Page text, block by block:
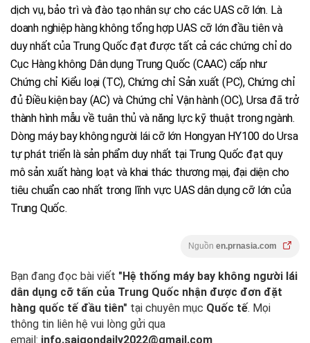
dịch vụ, bảo trì và đào tạo nhân sự cho các UAS cỡ lớn. Là
doanh nghiệp hàng không tổng hợp UAS cỡ lớn đầu tiên và
duy nhất của Trung Quốc đạt được tất cả các chứng chỉ do
Cục Hàng không Dân dụng Trung Quốc (CAAC) cấp như
Chứng chỉ Kiểu loại (TC), Chứng chỉ Sản xuất (PC), Chứng chỉ
đủ Điều kiện bay (AC) và Chứng chỉ Vận hành (OC), Ursa đã trở
thành hình mẫu về tuân thủ và năng lực kỹ thuật trong ngành.
Dòng máy bay không người lái cỡ lớn Hongyan HY100 do Ursa
tự phát triển là sản phẩm duy nhất tại Trung Quốc đạt quy
mô sản xuất hàng loạt và khai thác thương mại, đại diện cho
tiêu chuẩn cao nhất trong lĩnh vực UAS dân dụng cỡ lớn của
Trung Quốc.
Nguồn en.prnasia.com
Bạn đang đọc bài viết "Hệ thống máy bay không người lái
dân dụng cỡ tấn của Trung Quốc nhận được đơn đặt
hàng quốc tế đầu tiên" tại chuyên mục Quốc tế. Mọi
thông tin liên hệ vui lòng gửi qua
email: info.saigondaily2022@gmail.com